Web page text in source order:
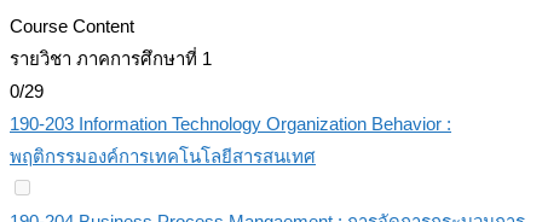
Course Content
รายวิชา ภาคการศึกษาที่ 1
0/29
190-203 Information Technology Organization Behavior :
พฤติกรรมองค์การเทคโนโลยีสารสนเทศ